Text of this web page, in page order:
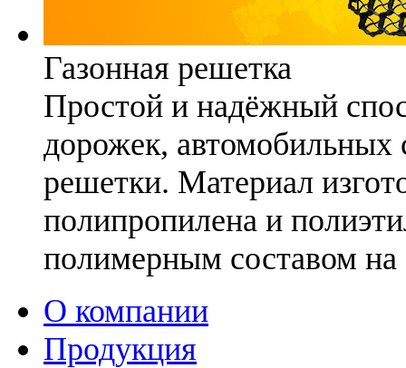
Газонная решетка
Простой и надёжный
дорожек, автомобильных
решетки. Материал
полипропилена и
полимерным составом на
О компании
Продукция